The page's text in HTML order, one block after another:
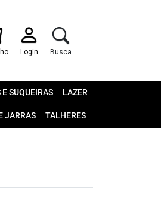
Login Busca
SUQUEIRAS LAZER
JARRAS TALHERES